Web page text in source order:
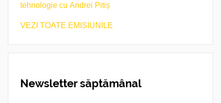
tehnologie cu Andrei Pitiș
VEZI TOATE EMISIUNILE
Newsletter săptămânal